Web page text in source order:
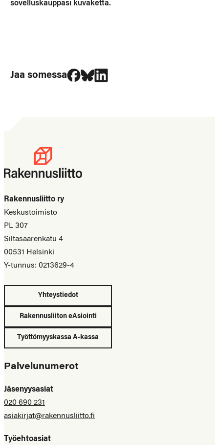
sovelluskauppasi kuvaketta.
Jaa somessa
Jaa Facebookissa
Jaa Blueskyssa
Jaa LinkedIn:ssä
Rakennusliitto ry
Keskustoimisto
PL 307
Siltasaarenkatu 4
00531 Helsinki
Y-tunnus: 0213629-4
Yhteystiedot
Rakennusliiton eAsiointi
Työttömyyskassa A-kassa
Palvelunumerot
Jäsenyysasiat
020 690 231
asiakirjat@rakennusliitto.fi
Työehtoasiat